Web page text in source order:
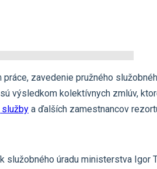
zavedenie pružného
výsledkom kolektívnych zmlúv,
služby a ďalších zamestnancov
služobného úradu ministerstva Igor